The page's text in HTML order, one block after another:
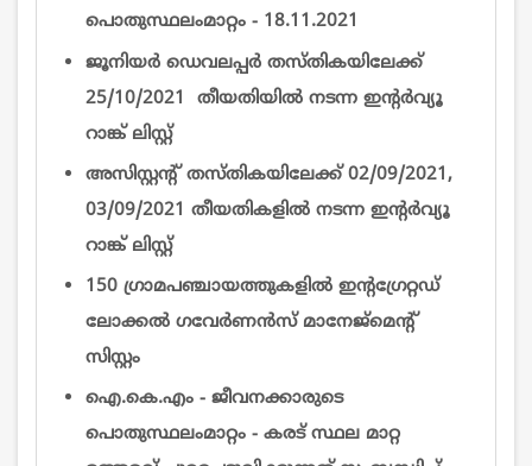
പൊതുസ്ഥലംമാറ്റം - 18.11.2021
ജൂനിയർ ഡെവലപ്പർ തസ്തികയിലേക്ക്
25/10/2021 തീയതിയിൽ നടന്ന ഇന്റര്‍വ്യൂ
റാങ്ക് ലിസ്റ്റ്
അസിസ്റ്റന്റ് തസ്തികയിലേക്ക് 02/09/2021,
03/09/2021 തീയതികളിൽ നടന്ന ഇന്റര്‍വ്യൂ
റാങ്ക് ലിസ്റ്റ്
150 ഗ്രാമപഞ്ചായത്തുകളിൽ ഇന്റഗ്രേറ്റഡ്
ലോക്കൽ ഗവേർണൻസ് മാനേജ്‌മെന്റ്
സിസ്റ്റം
ഐ.കെ.എം - ജീവനക്കാരുടെ
പൊതുസ്ഥലംമാറ്റം - കരട് സ്ഥല മാറ്റ